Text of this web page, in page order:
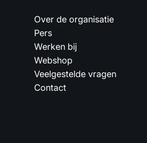
Over de organisatie
Pers
Werken bij
Webshop
Veelgestelde vragen
Contact